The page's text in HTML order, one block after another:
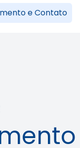
e Contato